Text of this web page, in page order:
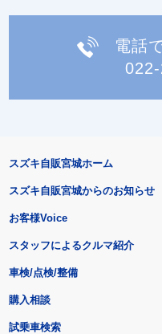
電話
スズキ自販宮城ホーム
スズキ自販宮城からのお知らせ
お客様Voice
スタッフによるクルマ紹介
車検/点検/整備
購入相談
試乗車検索